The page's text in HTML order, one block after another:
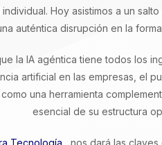
Hoy asistimos a un
auténtica disrupción en la
la IA agéntica tiene todos los
artificial en las empresas, el
una herramienta
esencial de su estructura
Tecnología
, nos dará las